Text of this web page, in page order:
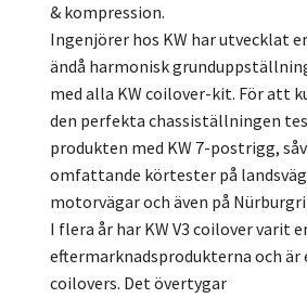
& kompression.
Ingenjörer hos KW har utvecklat
ändå harmonisk
med alla KW coilover-kit. För att
den perfekta chassiställningen
produkten med KW 7-postrigg,
omfattande körtester på
motorvägar och även på
I flera år har KW V3 coilover varit
eftermarknadsprodukterna och
coilovers. Det övertygar